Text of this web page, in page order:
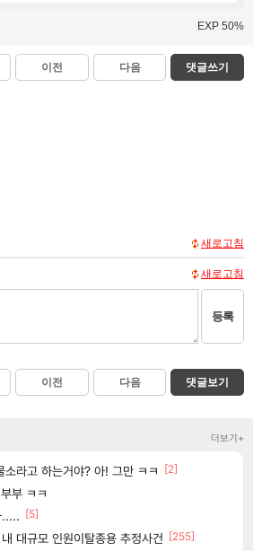
EXP 50%
이전 다음 댓글쓰기
새로고침
새로고침
등록
이전 다음 댓글보기
더보기+
라고 하는거야? 아! 그만 ㅋㅋ
[2]
부 ㅋㅋ
..... [5]
대규모 인원이탈종용 추정사건 [255]